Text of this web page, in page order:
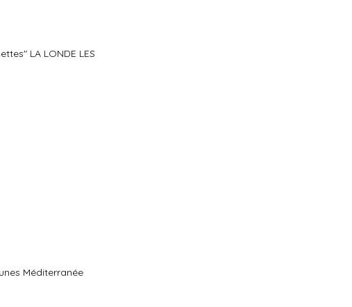
LA LONDE LES
Méditerranée